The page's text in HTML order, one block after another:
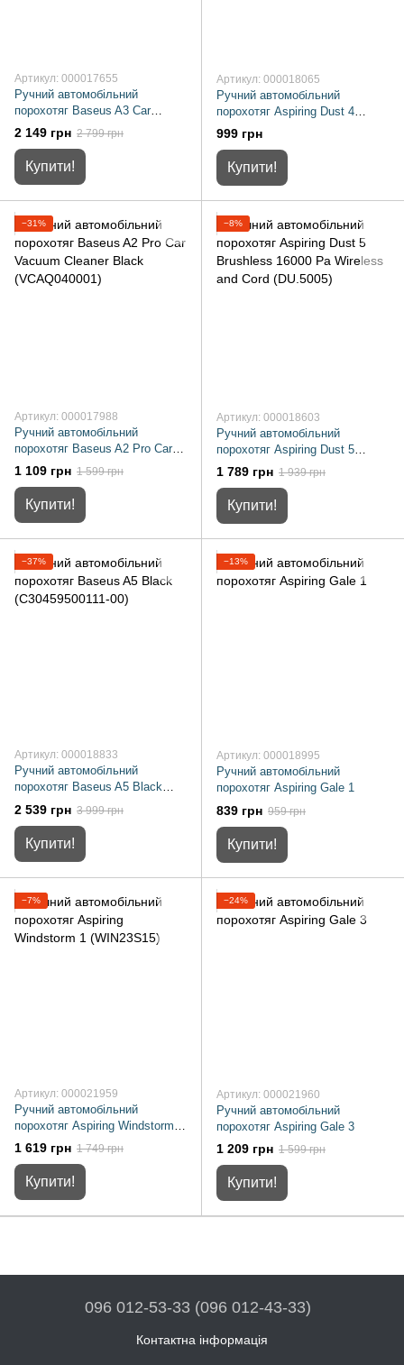
Артикул: 000017655
Ручний автомобільний
порохотяг Baseus A3 Car
Vacuum Cleaner Black
(CRXCQA3-0A)
2 149 грн 2 799 грн
Купити!
Артикул: 000018065
Ручний автомобільний
порохотяг Aspiring Dust 4
Battery 6 кПа (DT.5500)
999 грн
Купити!
−31%
Артикул: 000017988
Ручний автомобільний
порохотяг Baseus A2 Pro Car
Vacuum Cleaner Black
(VCAQ040001)
1 109 грн 1 599 грн
Купити!
−8%
Артикул: 000018603
Ручний автомобільний
порохотяг Aspiring Dust 5
Brushless 16000 Pa Wireless
and Cord (DU.5005)
1 789 грн 1 939 грн
Купити!
−37%
Артикул: 000018833
Ручний автомобільний
порохотяг Baseus A5 Black
(C30459500111-00)
2 539 грн 3 999 грн
Купити!
−13%
Артикул: 000018995
Ручний автомобільний
порохотяг Aspiring Gale 1
839 грн 959 грн
Купити!
−7%
Артикул: 000021959
Ручний автомобільний
порохотяг Aspiring Windstorm 1
(WIN23S15)
1 619 грн 1 749 грн
Купити!
−24%
Артикул: 000021960
Ручний автомобільний
порохотяг Aspiring Gale 3
1 209 грн 1 599 грн
Купити!
096 012-53-33 (096 012-43-33)
Контактна інформація